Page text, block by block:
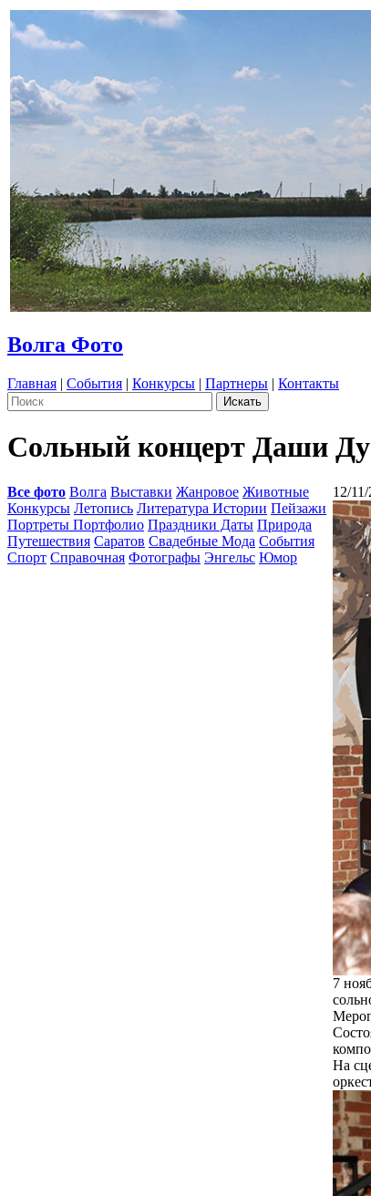
Волга Фото
Главная | События | Конкурсы | Партнеры | Контакты
Сольный концерт Даши
Все фото Волга Выставки Жанровое Животные
Конкурсы Летопись Литература Истории Пейзажи
Портреты Портфолио Праздники Даты Природа
Путешествия Саратов Свадебные Мода События
Спорт Справочная Фотографы Энгельс Юмор
12/
7
На